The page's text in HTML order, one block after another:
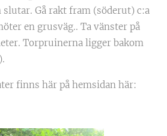
Gå rakt fram (söderut) c:a
en grusväg.. Ta vänster på
Torpruinerna ligger bakom
finns här på hemsidan här: